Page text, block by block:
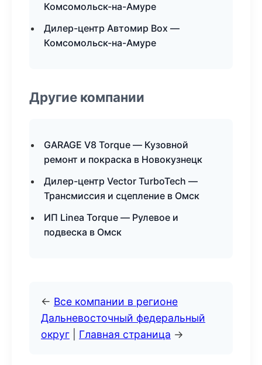
Комсомольск-на-Амуре
Дилер-центр Автомир Box —
Комсомольск-на-Амуре
Другие компании
GARAGE V8 Torque — Кузовной
ремонт и покраска в Новокузнецк
Дилер-центр Vector TurboTech —
Трансмиссия и сцепление в Омск
ИП Linea Torque — Рулевое и
подвеска в Омск
← Все компании в регионе
Дальневосточный федеральный
округ
Главная страница →